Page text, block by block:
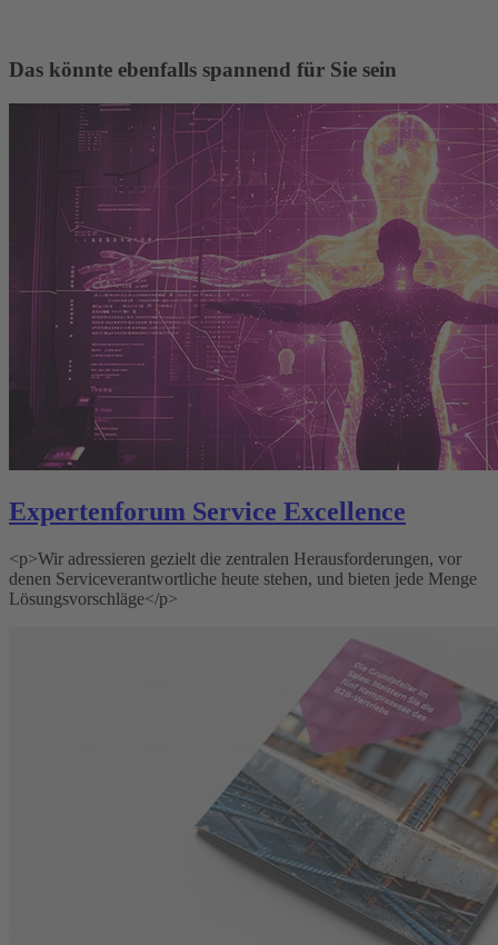
Das könnte ebenfalls spannend für Sie sein
Experten­forum Service Excellence
<p>Wir adressieren gezielt die zentralen Herausforderungen, vor
denen Serviceverantwortliche heute stehen, und bieten jede Menge
Lösungsvorschläge</p>